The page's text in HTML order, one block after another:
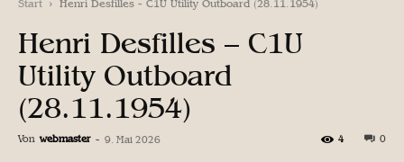
Start Henri Desfilles - C1U Utility Outboard (28.11.1954)
Henri Desfilles – C1U
Utility Outboard
(28.11.1954)
Von webmaster - 9. Mai 2026 0
4